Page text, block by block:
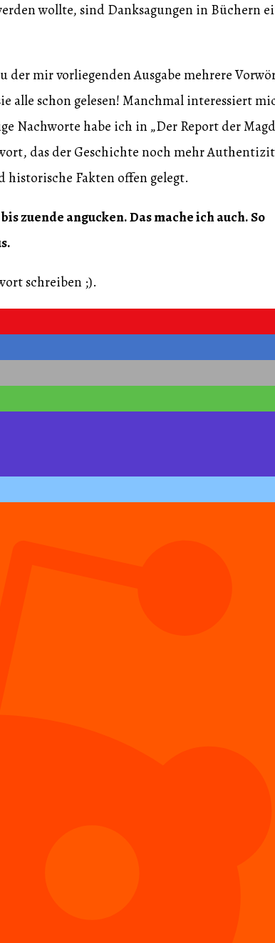
wollte, sind Danksagungen in Büchern
der mir vorliegenden Ausgabe mehrere
alle schon gelesen! Manchmal interessiert
Nachworte habe ich in „Der Report der
das der Geschichte noch mehr
Fakten offen gelegt.
zuende angucken. Das mache ich auch. So
schreiben ;).